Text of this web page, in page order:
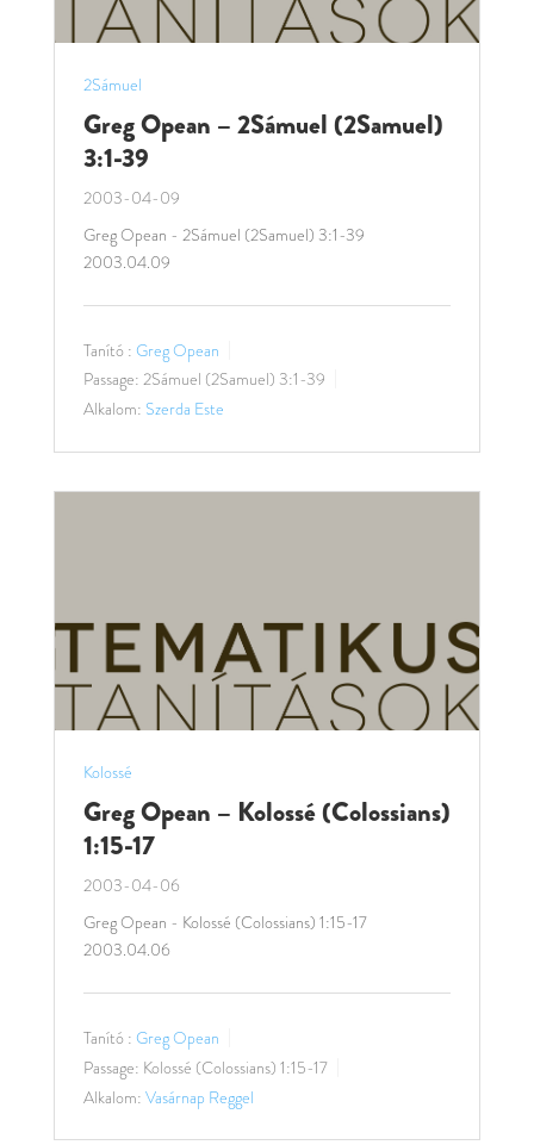
2Sámuel
Greg Opean – 2Sámuel (2Samuel)
3:1-39
2003-04-09
Greg Opean - 2Sámuel (2Samuel) 3:1-39
2003.04.09
Tanító : Greg Opean
Passage: 2Sámuel (2Samuel) 3:1-39
Alkalom: Szerda Este
Kolossé
Greg Opean – Kolossé (Colossians)
1:15-17
2003-04-06
Greg Opean - Kolossé (Colossians) 1:15-17
2003.04.06
Tanító : Greg Opean
Passage: Kolossé (Colossians) 1:15-17
Alkalom: Vasárnap Reggel